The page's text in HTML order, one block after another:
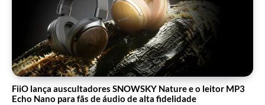
FiiO lança auscultadores SNOWSKY Nature e o leitor MP3
Echo Nano para fãs de áudio de alta fidelidade